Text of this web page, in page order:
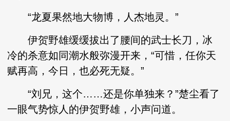
“龙夏果然地大物博，人杰地灵。”
伊贺野雄缓缓拔出了腰间的武士长刀，冰
冷的杀意如同潮水般弥漫开来，“可惜，任你天
赋再高，今日，也必死无疑。”
“刘兄，这个……还是你单独来？”楚尘看了
一眼气势惊人的伊贺野雄，小声问道。